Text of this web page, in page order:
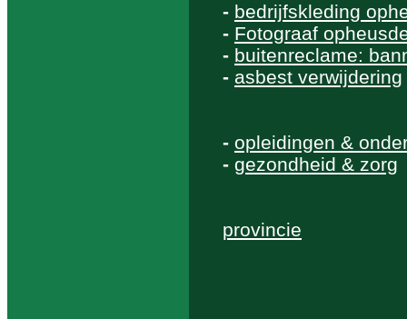
- bedrijfskleding
- Fotograaf
- buitenreclame:
- asbest verwijdering
- opleidingen &
- gezondheid & zorg
provincie